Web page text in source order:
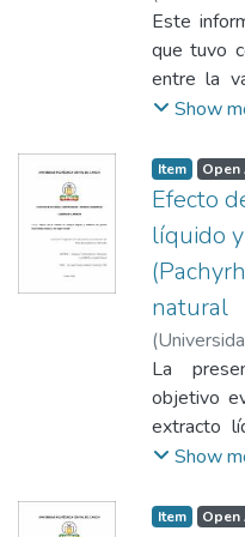
Biblioteca
Cepeda,
Freddy
Este
que tuvo
entre la
Carchi.
cómo las
en la
enfoque
aplicación
Show
Item Open
Efecto
líquido
natural
(
Biblioteca,
Daniela
Raquel;
La
objetivo
extracto
se elaboró
Show
Item Open